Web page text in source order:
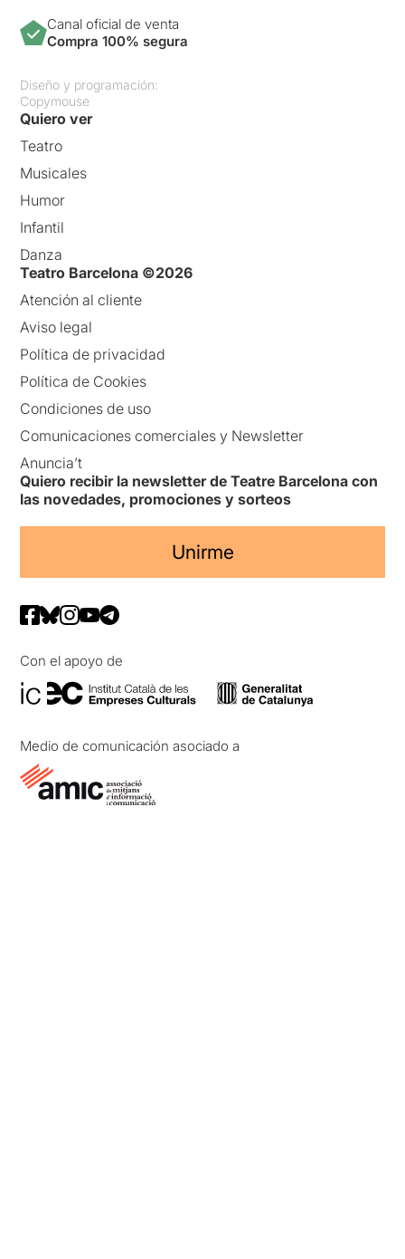
Canal oficial de venta
Compra 100% segura
Diseño y programación:
Copymouse
Quiero ver
Teatro
Musicales
Humor
Infantil
Danza
Teatro Barcelona ©2026
Atención al cliente
Aviso legal
Política de privacidad
Política de Cookies
Condiciones de uso
Comunicaciones comerciales y Newsletter
Anuncia’t
Quiero recibir la newsletter de Teatre Barcelona con
las novedades, promociones y sorteos
Unirme
Con el apoyo de
Medio de comunicación asociado a